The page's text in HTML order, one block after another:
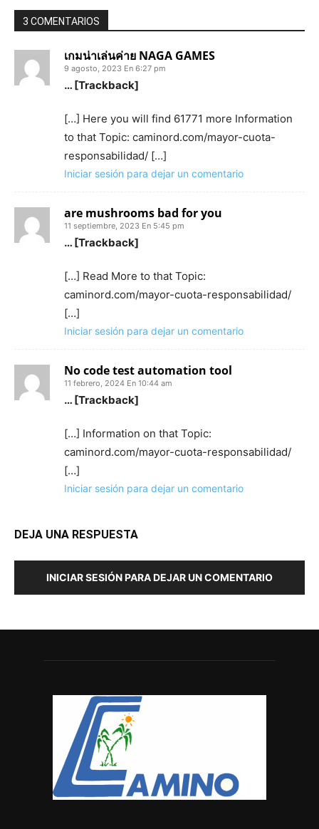
3 COMENTARIOS
เกมน่าเล่นค่าย NAGA GAMES
9 agosto, 2023 En 6:27 pm
… [Trackback]
[…] Here you will find 61771 more Information
to that Topic: caminord.com/mayor-cuota-
responsabilidad/ […]
Iniciar sesión para dejar un comentario
are mushrooms bad for you​
11 septiembre, 2023 En 5:45 pm
… [Trackback]
[…] Read More to that Topic:
caminord.com/mayor-cuota-responsabilidad/
[…]
Iniciar sesión para dejar un comentario
No code test automation tool
11 febrero, 2024 En 10:44 am
… [Trackback]
[…] Information on that Topic:
caminord.com/mayor-cuota-responsabilidad/
[…]
Iniciar sesión para dejar un comentario
DEJA UNA RESPUESTA
INICIAR SESIÓN PARA DEJAR UN COMENTARIO